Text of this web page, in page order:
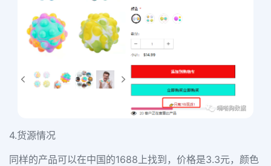
4.货源情况
同样的产品可以在中国的1688上找到，价格是3.3元，颜色